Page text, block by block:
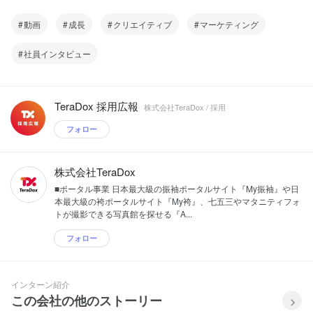
動画 成長 クリエイティブ マーケティング
社員インタビュー
TeraDox 採用広報 株式会社TeraDox / 採用
フォロー
株式会社TeraDox
■ポータル事業 日本最大級の振袖ポータルサイト『My振袖』や日
本最大級の袴ポータルサイト『My袴』、七五三やマタニティフォ
トが撮影できる写真館を探せる『A...
フォロー
インターン紹介
この会社の他のストーリー